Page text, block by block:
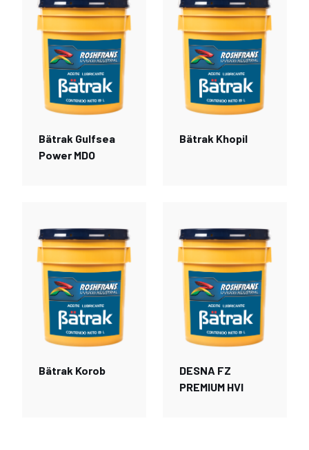
Bätrak Gulfsea
Power MDO
Bätrak Khopil
Bätrak Korob
DESNA FZ
PREMIUM HVI